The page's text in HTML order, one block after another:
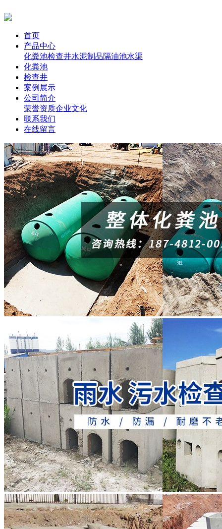
首页
产品中心
化粪池检查井水泥制品隔油池水渠
化粪池
检查井
案例展示
公司简介
荣誉资质企业文化
联系我们
在线留言